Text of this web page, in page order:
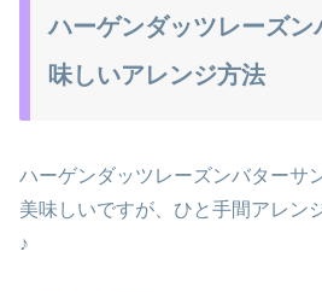
ハーゲンダッツレーズン
味しいアレンジ方法
ハーゲンダッツレーズンバターサ
美味しいですが、ひと手間アレン
♪